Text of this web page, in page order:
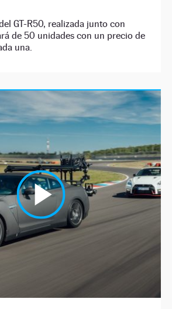
GT-R50, realizada junto con
de 50 unidades con un precio de
una.